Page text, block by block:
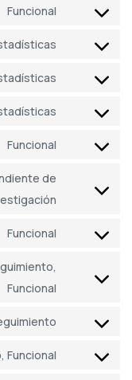
Funcional
Funcional
de
Funcional
Funcional
Funcional